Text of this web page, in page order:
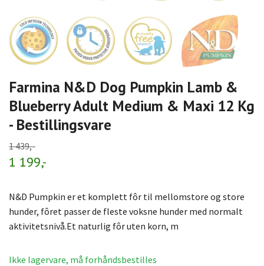
Farmina N&D Dog Pumpkin Lamb &
Blueberry Adult Medium & Maxi 12 Kg
- Bestillingsvare
1 439,-
1 199,-
N&D Pumpkin er et komplett fôr til mellomstore og store
hunder, fôret passer de fleste voksne hunder med normalt
aktivitetsnivå.Et naturlig fôr uten korn, m
Ikke lagervare, må forhåndsbestilles